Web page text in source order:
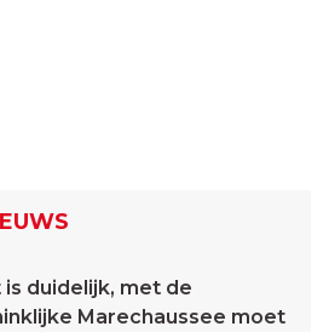
is duidelijk, met de
Marechaussee moet